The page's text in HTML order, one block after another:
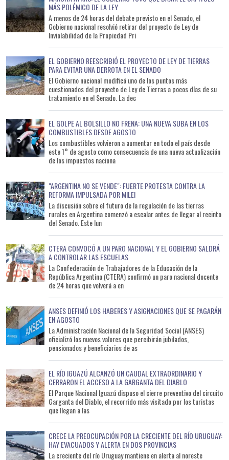
MÁS POLÉMICO DE LA LEY
A menos de 24 horas del debate previsto en el Senado, el
Gobierno nacional resolvió retirar del proyecto de Ley de
Inviolabilidad de la Propiedad Pri
EL GOBIERNO REESCRIBIÓ EL PROYECTO DE LEY DE TIERRAS
PARA EVITAR UNA DERROTA EN EL SENADO
El Gobierno nacional modificó uno de los puntos más
cuestionados del proyecto de Ley de Tierras a pocos días de su
tratamiento en el Senado. La dec
EL GOLPE AL BOLSILLO NO FRENA: UNA NUEVA SUBA EN LOS
COMBUSTIBLES DESDE AGOSTO
Los combustibles volvieron a aumentar en todo el país desde
este 1° de agosto como consecuencia de una nueva actualización
de los impuestos naciona
"ARGENTINA NO SE VENDE": FUERTE PROTESTA CONTRA LA
REFORMA IMPULSADA POR MILEI
La discusión sobre el futuro de la regulación de las tierras
rurales en Argentina comenzó a escalar antes de llegar al recinto
del Senado. Este lun
CTERA CONVOCÓ A UN PARO NACIONAL Y EL GOBIERNO SALDRÁ
A CONTROLAR LAS ESCUELAS
La Confederación de Trabajadores de la Educación de la
República Argentina (CTERA) confirmó un paro nacional docente
de 24 horas que volverá a en
ANSES DEFINIÓ LOS HABERES Y ASIGNACIONES QUE SE PAGARÁN
EN AGOSTO
La Administración Nacional de la Seguridad Social (ANSES)
oficializó los nuevos valores que percibirán jubilados,
pensionados y beneficiarios de as
EL RÍO IGUAZÚ ALCANZÓ UN CAUDAL EXTRAORDINARIO Y
CERRARON EL ACCESO A LA GARGANTA DEL DIABLO
El Parque Nacional Iguazú dispuso el cierre preventivo del circuito
Garganta del Diablo, el recorrido más visitado por los turistas
que llegan a las
CRECE LA PREOCUPACIÓN POR LA CRECIENTE DEL RÍO URUGUAY:
HAY EVACUADOS Y ALERTA EN DOS PROVINCIAS
La creciente del río Uruguay mantiene en alerta al noreste